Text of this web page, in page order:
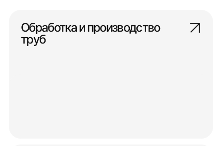
Обработка и производство
труб